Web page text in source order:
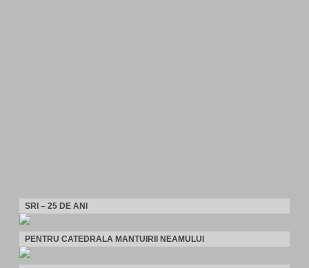
SRI – 25 DE ANI
PENTRU CATEDRALA MANTUIRII NEAMULUI